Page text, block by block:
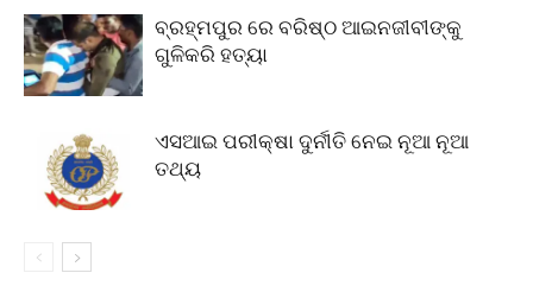
ବ୍ରହ୍ମପୁର ରେ ବରିଷ୍ଠ ଆଇନଜୀବୀଙ୍କୁ
ଗୁଳିକରି ହତ୍ୟା
ଏସଆଇ ପରୀକ୍ଷା ଦୁର୍ନୀତି ନେଇ ନୂଆ ନୂଆ
ତଥ୍ୟ